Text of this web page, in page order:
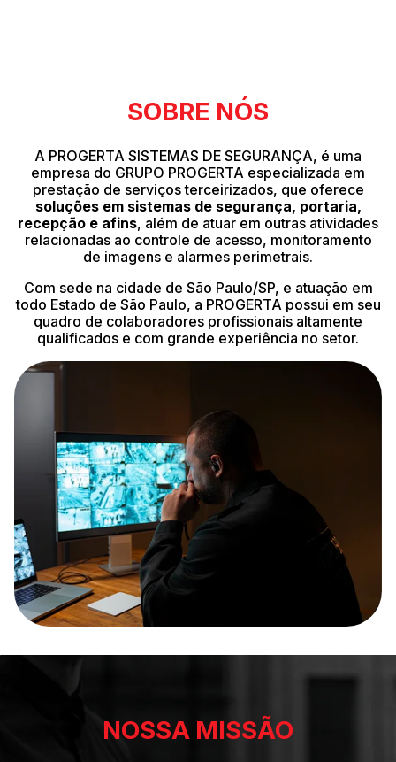
SOBRE NÓS
A PROGERTA SISTEMAS DE SEGURANÇA, é uma
empresa do GRUPO PROGERTA especializada em
prestação de serviços terceirizados, que oferece
soluções em sistemas de segurança, portaria,
recepção e afins, além de atuar em outras atividades
relacionadas ao controle de acesso, monitoramento
de imagens e alarmes perimetrais.
Com sede na cidade de São Paulo/SP, e atuação em
todo Estado de São Paulo, a PROGERTA possui em seu
quadro de colaboradores profissionais altamente
qualificados e com grande experiência no setor.
NOSSA MISSÃO